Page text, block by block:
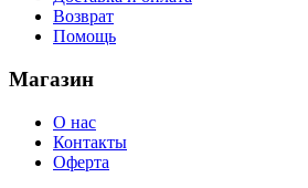
Возврат
Помощь
Магазин
О нас
Контакты
Оферта